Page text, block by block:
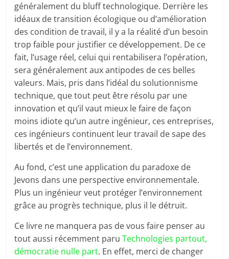
généralement du bluff technologique. Derrière les
idéaux de transition écologique ou d’amélioration
des condition de travail, il y a la réalité d’un besoin
trop faible pour justifier ce développement. De ce
fait, l’usage réel, celui qui rentabilisera l’opération,
sera généralement aux antipodes de ces belles
valeurs. Mais, pris dans l’idéal du solutionnisme
technique, que tout peut être résolu par une
innovation et qu’il vaut mieux le faire de façon
moins idiote qu’un autre ingénieur, ces entreprises,
ces ingénieurs continuent leur travail de sape des
libertés et de l’environnement.
Au fond, c’est une application du paradoxe de
Jevons dans une perspective environnementale.
Plus un ingénieur veut protéger l’environnement
grâce au progrès technique, plus il le détruit.
Ce livre ne manquera pas de vous faire penser au
tout aussi récemment paruTechnologies partout,
démocratie nulle part. En effet, merci de changer